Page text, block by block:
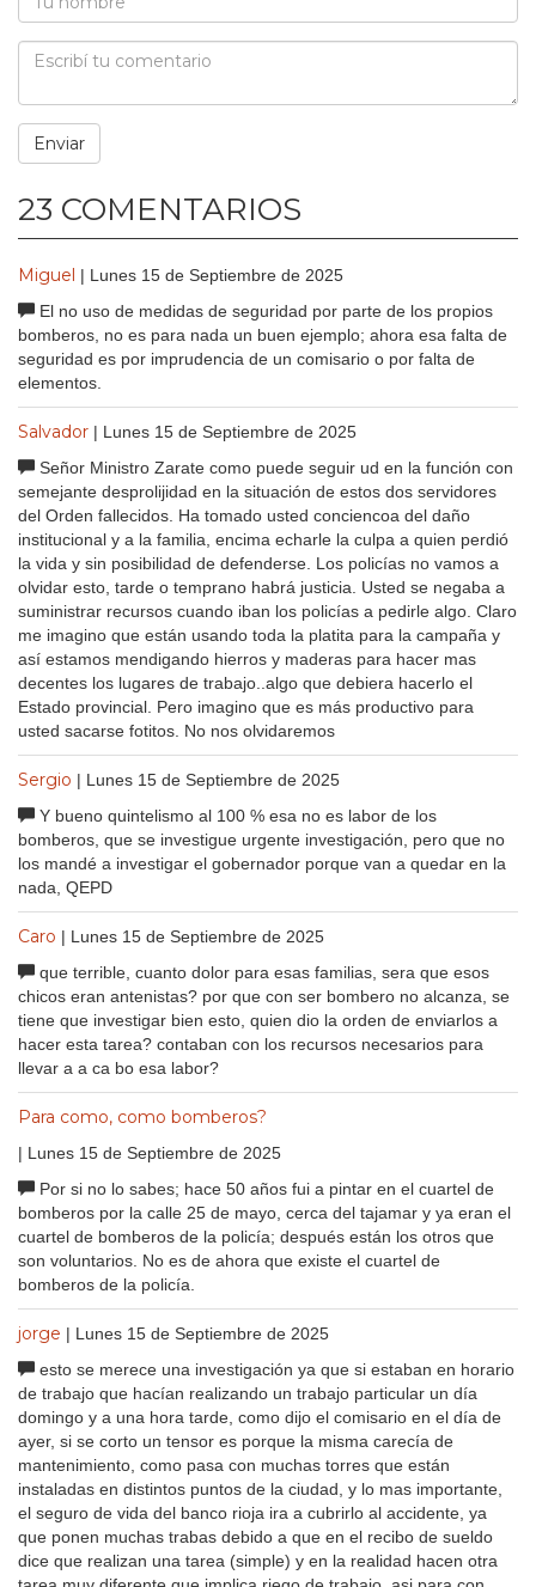
23 COMENTARIOS
Miguel | Lunes 15 de Septiembre de 2025
El no uso de medidas de seguridad por parte de los propios
bomberos, no es para nada un buen ejemplo; ahora esa falta de
seguridad es por imprudencia de un comisario o por falta de
elementos.
Salvador | Lunes 15 de Septiembre de 2025
Señor Ministro Zarate como puede seguir ud en la función con
semejante desprolijidad en la situación de estos dos servidores
del Orden fallecidos. Ha tomado usted conciencoa del daño
institucional y a la familia, encima echarle la culpa a quien perdió
la vida y sin posibilidad de defenderse. Los policías no vamos a
olvidar esto, tarde o temprano habrá justicia. Usted se negaba a
suministrar recursos cuando iban los policías a pedirle algo. Claro
me imagino que están usando toda la platita para la campaña y
así estamos mendigando hierros y maderas para hacer mas
decentes los lugares de trabajo..algo que debiera hacerlo el
Estado provincial. Pero imagino que es más productivo para
usted sacarse fotitos. No nos olvidaremos
Sergio | Lunes 15 de Septiembre de 2025
Y bueno quintelismo al 100 % esa no es labor de los
bomberos, que se investigue urgente investigación, pero que no
los mandé a investigar el gobernador porque van a quedar en la
nada, QEPD
Caro | Lunes 15 de Septiembre de 2025
que terrible, cuanto dolor para esas familias, sera que esos
chicos eran antenistas? por que con ser bombero no alcanza, se
tiene que investigar bien esto, quien dio la orden de enviarlos a
hacer esta tarea? contaban con los recursos necesarios para
llevar a a ca bo esa labor?
Para como, como bomberos?
| Lunes 15 de Septiembre de 2025
Por si no lo sabes; hace 50 años fui a pintar en el cuartel de
bomberos por la calle 25 de mayo, cerca del tajamar y ya eran el
cuartel de bomberos de la policía; después están los otros que
son voluntarios. No es de ahora que existe el cuartel de
bomberos de la policía.
jorge | Lunes 15 de Septiembre de 2025
esto se merece una investigación ya que si estaban en horario
de trabajo que hacían realizando un trabajo particular un día
domingo y a una hora tarde, como dijo el comisario en el día de
ayer, si se corto un tensor es porque la misma carecía de
mantenimiento, como pasa con muchas torres que están
instaladas en distintos puntos de la ciudad, y lo mas importante,
el seguro de vida del banco rioja ira a cubrirlo al accidente, ya
que ponen muchas trabas debido a que en el recibo de sueldo
dice que realizan una tarea (simple) y en la realidad hacen otra